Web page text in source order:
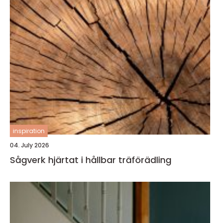
inspiration
04. July 2026
Sågverk hjärtat i hållbar träförädling